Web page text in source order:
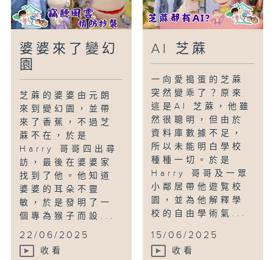
婆婆來了變幻
園
芝蔴的婆婆由元朗
來到變幻園，並帶
來了香蕉，不過芝
蔴不在，於是
Harry 哥哥四出尋
訪，最後在婆婆家
找到了他。他知道
婆婆的耳朵不靈
敏，於是發明了一
個專為猴子而設...
22/06/2025
收看
AI 芝蔴
一向愛搗蛋的芝蔴
突然變乖了？原來
這是AI 芝蔴，他雖
然很聰明，但由於
資料庫數據不足，
所以未能明白學校
種種一切。於是
Harry 哥哥及一眾
小鄰居帶他遊覧校
園，並為他解釋學
校的自由學術氣...
15/06/2025
收看